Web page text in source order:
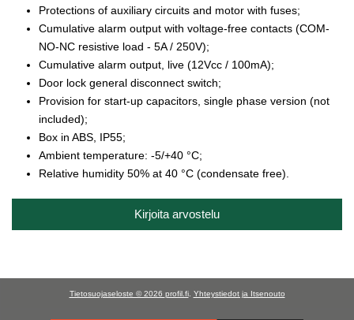
Protections of auxiliary circuits and motor with fuses;
Cumulative alarm output with voltage-free contacts (COM-
NO-NC resistive load - 5A / 250V);
Cumulative alarm output, live (12Vcc / 100mA);
Door lock general disconnect switch;
Provision for start-up capacitors, single phase version (not
included);
Box in ABS, IP55;
Ambient temperature: -5/+40 °C;
Relative humidity 50% at 40 °C (condensate free).
Kirjoita arvostelu
Tietosuojaseloste © 2026 profil.fi. Yhteystiedot ja Itsenouto